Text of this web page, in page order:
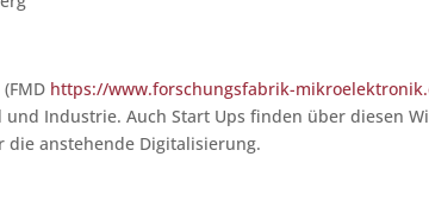
https://www.forschungsfabrik-
Industrie. Auch Start Ups finden über diesen
anstehende Digitalisierung.